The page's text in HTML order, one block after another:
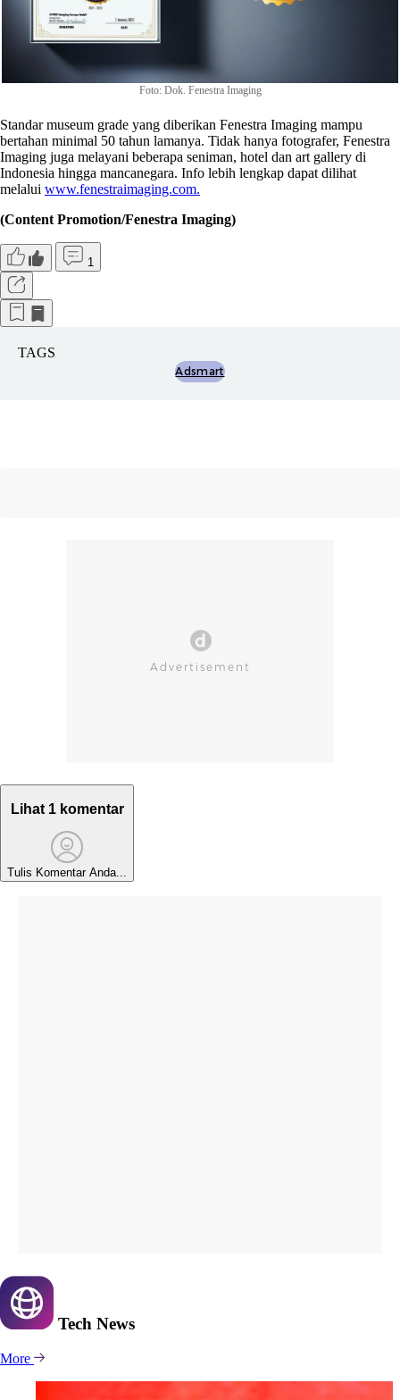
Foto: Dok. Fenestra Imaging
Standar museum grade yang diberikan Fenestra Imaging mampu
bertahan minimal 50 tahun lamanya. Tidak hanya fotografer, Fenestra
Imaging juga melayani beberapa seniman, hotel dan art gallery di
Indonesia hingga mancanegara. Info lebih lengkap dapat dilihat
melalui www.fenestraimaging.com.
(Content Promotion/Fenestra Imaging)
1
TAGS
Adsmart
Lihat 1 komentar
Tulis Komentar Anda...
Tech News
More